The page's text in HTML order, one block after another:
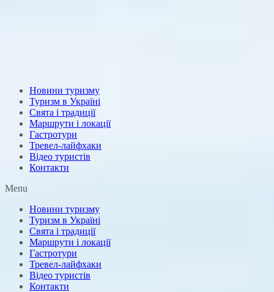
Новини туризму
Туризм в Україні
Свята і традиції
Маршрути і локації
Гастротури
Тревел-лайфхаки
Відео туристів
Контакти
Menu
Новини туризму
Туризм в Україні
Свята і традиції
Маршрути і локації
Гастротури
Тревел-лайфхаки
Відео туристів
Контакти